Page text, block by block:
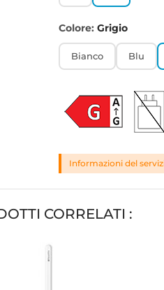
Colore: Grigio
Bianco Blu
Informazioni del
CORRELATI :